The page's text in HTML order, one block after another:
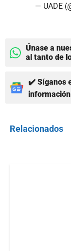
— UADE
Únase a
al tanto de
✔️ Síganos
Relacionados